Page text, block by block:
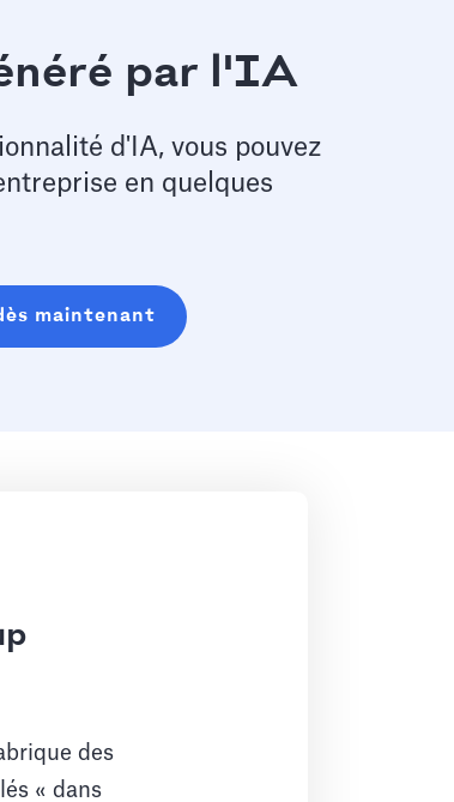
par l'IA
d'IA, vous pouvez
en quelques
maintenant
des
« dans